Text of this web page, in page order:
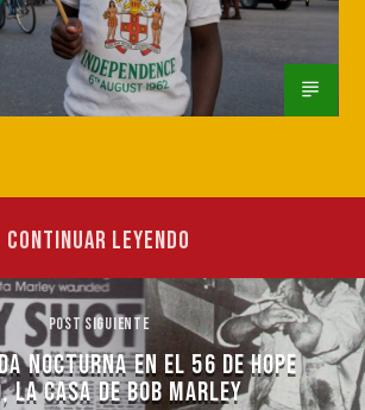
CONTINUAR LEYENDO
POST SIGUIENTE
NOCTURNA EN EL 56 DE HOPE
LA CASA DE BOB MARLEY